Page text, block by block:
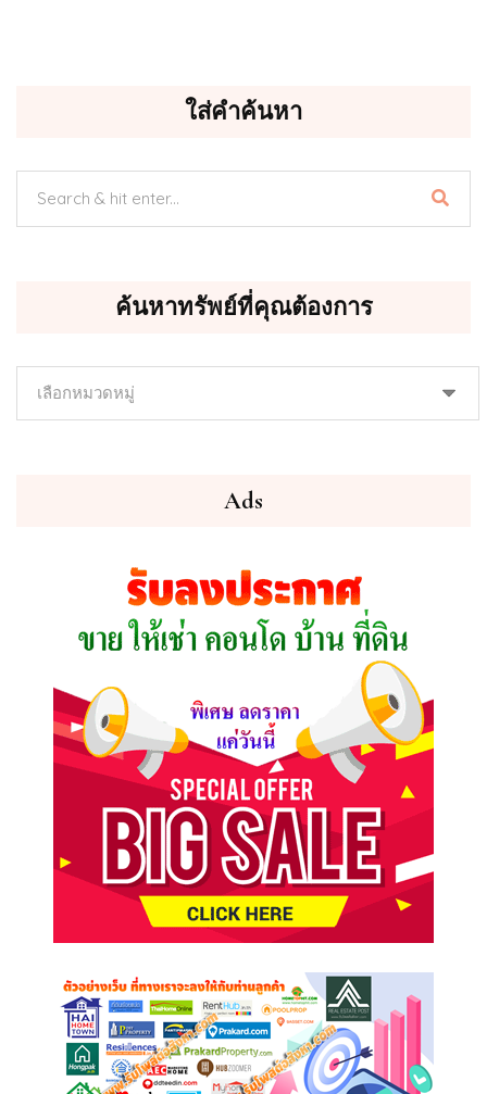
ใส่คำค้นหา
ค้นหาทรัพย์ที่คุณต้องการ
ค้นหา
Ads